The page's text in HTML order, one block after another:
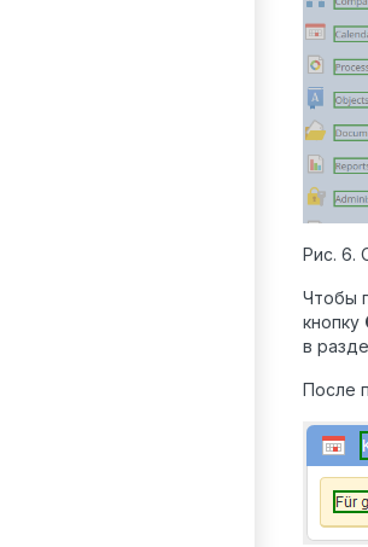
Рис. 6.
Чтобы
кнопку
в
После